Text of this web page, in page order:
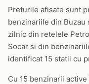
Preturile afisate sunt
benzinariile din
zilnic din retelele
Socar si din
identificat 15 statii cu
Cu 15 benzinarii